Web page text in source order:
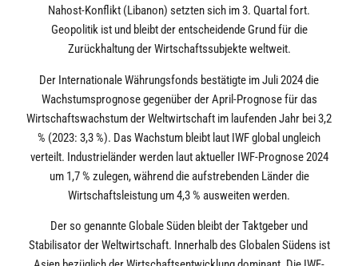
Nahost-Konflikt (Libanon) setzten sich im 3. Quartal fort.
Geopolitik ist und bleibt der entscheidende Grund für die
Zurückhaltung der Wirtschaftssubjekte weltweit.
Der Internationale Währungsfonds bestätigte im Juli 2024 die
Wachstumsprognose gegenüber der April-Prognose für das
Wirtschaftswachstum der Weltwirtschaft im laufenden Jahr bei 3,2
% (2023: 3,3 %). Das Wachstum bleibt laut IWF global ungleich
verteilt. Industrieländer werden laut aktueller IWF-Prognose 2024
um 1,7 % zulegen, während die aufstrebenden Länder die
Wirtschaftsleistung um 4,3 % ausweiten werden.
Der so genannte Globale Süden bleibt der Taktgeber und
Stabilisator der Weltwirtschaft. Innerhalb des Globalen Südens ist